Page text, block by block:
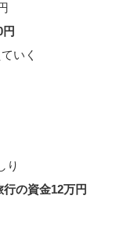
いく
り
行の資金12万円